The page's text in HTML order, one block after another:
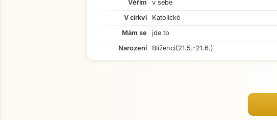
Věřím
v sebe
V církvi
Katolické
Mám se
jde to
Narození
Blíženci(21.5.-21.6.)